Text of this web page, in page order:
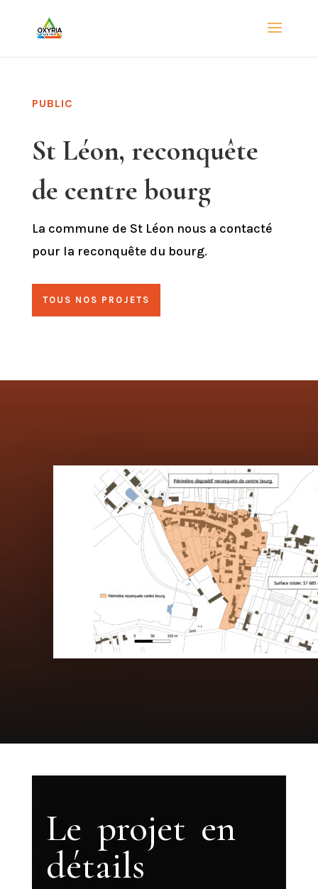
PUBLIC
St Léon, reconquête
de centre bourg
La commune de St Léon nous a contacté
pour la reconquête du bourg.
TOUS NOS PROJETS
Le projet en
détails